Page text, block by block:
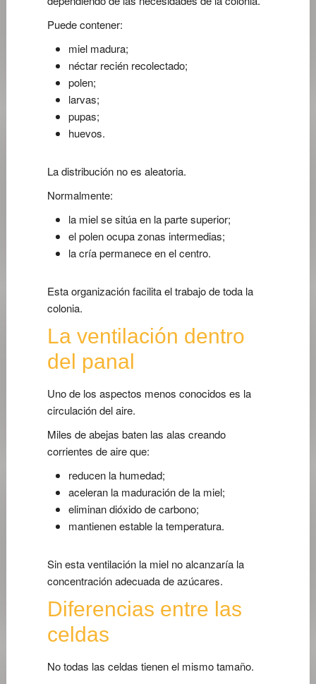
Puede contener:
miel madura;
néctar recién recolectado;
polen;
larvas;
pupas;
huevos.
La distribución no es aleatoria.
Normalmente:
la miel se sitúa en la parte superior;
el polen ocupa zonas intermedias;
la cría permanece en el centro.
Esta organización facilita el trabajo de toda la
colonia.
La ventilación dentro
del panal
Uno de los aspectos menos conocidos es la
circulación del aire.
Miles de abejas baten las alas creando
corrientes de aire que:
reducen la humedad;
aceleran la maduración de la miel;
eliminan dióxido de carbono;
mantienen estable la temperatura.
Sin esta ventilación la miel no alcanzaría la
concentración adecuada de azúcares.
Diferencias entre las
celdas
No todas las celdas tienen el mismo tamaño.